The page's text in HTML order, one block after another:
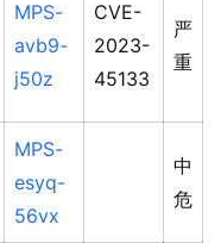
MPS-
avb9-
j50z
CVE-
2023-
45133
严
重
MPS-
esyq-
56vx
中
危